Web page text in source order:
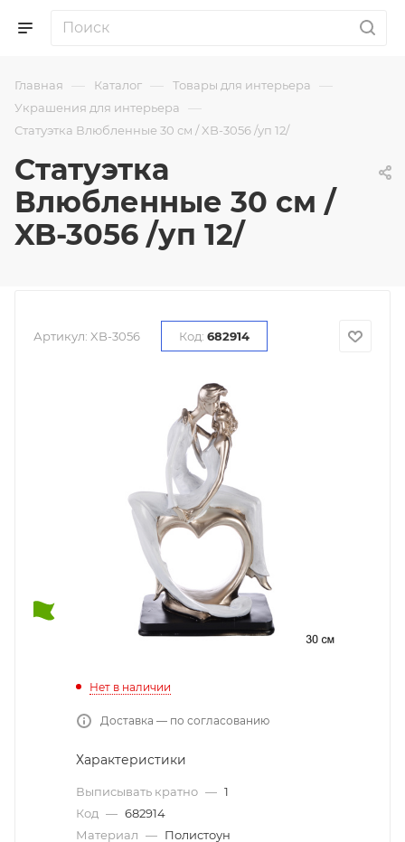
Главная — Каталог — Товары для интерьера —
Украшения для интерьера —
Статуэтка Влюбленные 30 см / XB-3056 /уп 12/
Статуэтка
Влюбленные 30 см /
XB-3056 /уп 12/
Артикул: XB-3056 Код: 682914
Нет в наличии
Доставка — по согласованию
Характеристики
Выписывать кратно — 1
Код — 682914
Материал — Полистоун